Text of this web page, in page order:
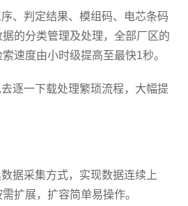
、判定结果、模组码、电芯条码
的分类管理及处理，全部厂区的
速度由小时级提高至最快1秒。
逐一下载处理繁琐流程，大幅提
据采集方式，实现数据连续上
扩展，扩容简单易操作。